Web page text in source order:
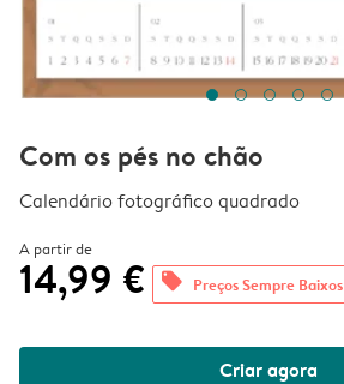
Com os pés no chão
Calendário fotográfico quadrado
A partir de
14,99 € offers Preços Sempre Baixos
Criar agora